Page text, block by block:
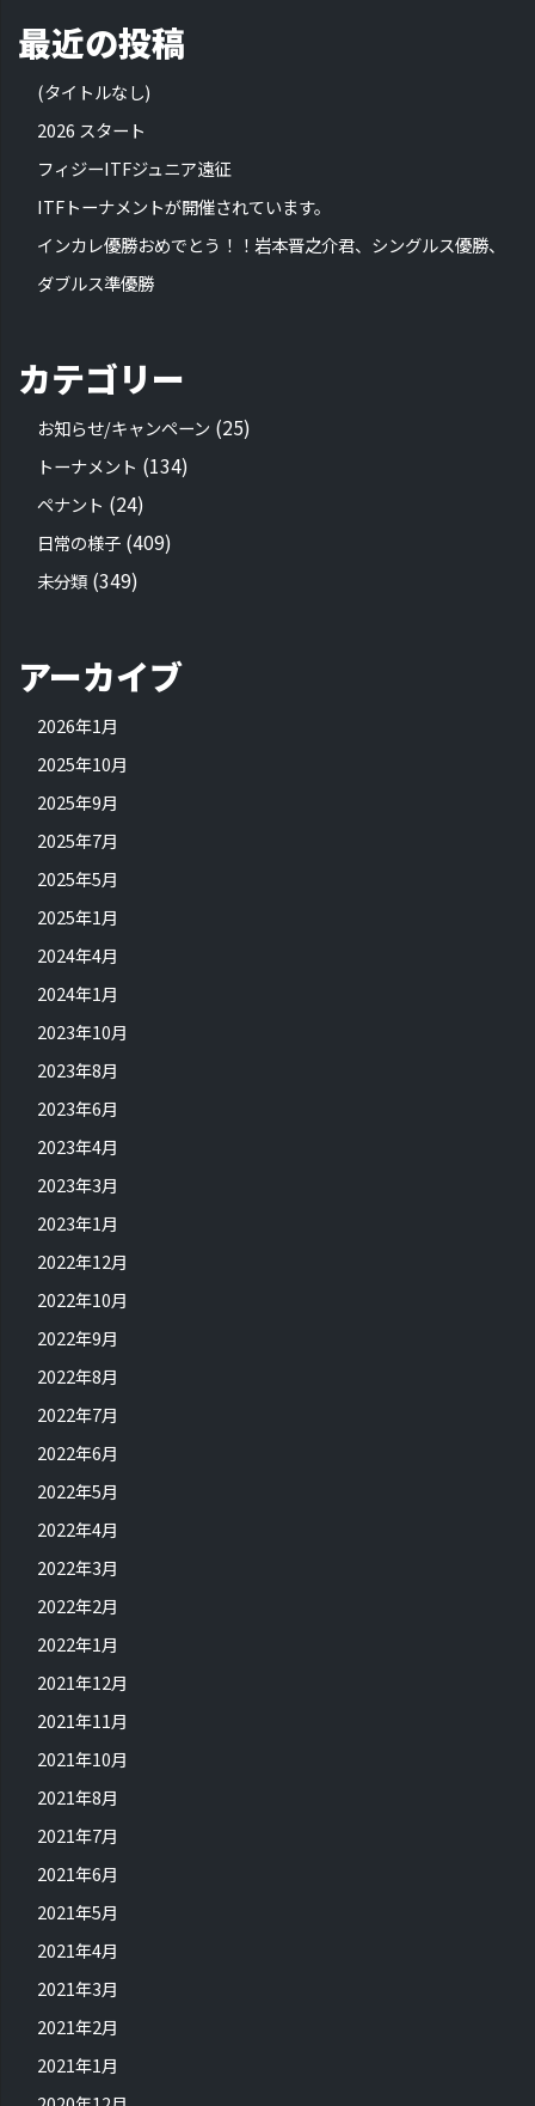
最近の投稿
(タイトルなし)
2026 スタート
フィジーITFジュニア遠征
ITFトーナメントが開催されています。
インカレ優勝おめでとう！！岩本晋之介君、シングルス優勝、
ダブルス準優勝
カテゴリー
お知らせ/キャンペーン (25)
トーナメント (134)
ペナント (24)
日常の様子 (409)
未分類 (349)
アーカイブ
2026年1月
2025年10月
2025年9月
2025年7月
2025年5月
2025年1月
2024年4月
2024年1月
2023年10月
2023年8月
2023年6月
2023年4月
2023年3月
2023年1月
2022年12月
2022年10月
2022年9月
2022年8月
2022年7月
2022年6月
2022年5月
2022年4月
2022年3月
2022年2月
2022年1月
2021年12月
2021年11月
2021年10月
2021年8月
2021年7月
2021年6月
2021年5月
2021年4月
2021年3月
2021年2月
2021年1月